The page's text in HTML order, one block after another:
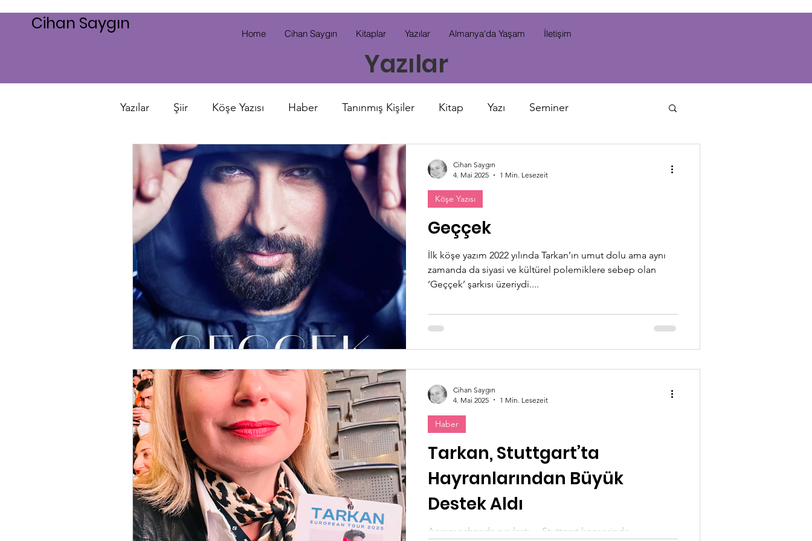
Cihan Saygın Home Cihan Saygın Kitaplar Yazılar Almanya'da Yaşam İletişim
Yazılar
Yazılar Şiir Köşe Yazısı Haber Tanınmış Kişiler Kitap Yazı Seminer
Geççek
İlk köşe yazım 2022 yılında Tarkan’ın umut dolu ama aynı
zamanda da siyasi ve kültürel polemiklere sebep olan
‘Geççek’ şarkısı üzeriydi....
Köşe Yazısı
Cihan Saygın
4. Mai 2025
1 Min. Lesezeit
Tarkan, Stuttgart’ta
Hayranlarından Büyük
Destek Aldı
Acısını sahnede paylaştı… Stuttgart konserinde
Haber
Cihan Saygın
4. Mai 2025
1 Min. Lesezeit